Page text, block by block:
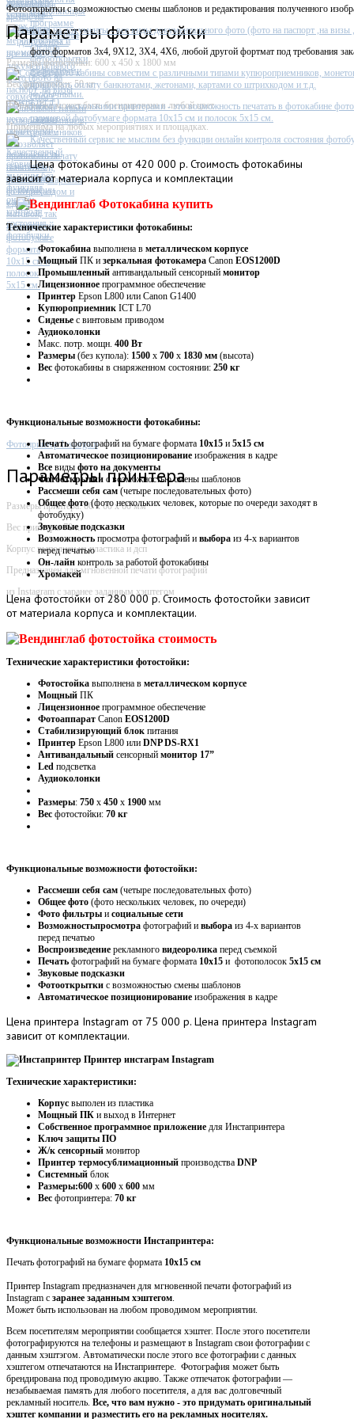
Параметры фотостойки
Размеры фотостойки: 600 х 450 х 1800 мм
Вес фотостойки: 50 кг
Фотостойка может быть брендирована в любой цвет
Применима на любых мероприятиях и площадках.
Фотопринтер Instargam
Параметры принтера
Размеры принтера: 60 х 60 х 60 мм
Вес принтера: 70 кг
Корпус выполнен из пластика и дсп
Предназначен для мгновенной печати фотографий
из Instagram с заранее заданным хэштегом
Фотооткрытки с возможностью смены шаблонов и редактирования полученного
Фото на документы - все виды документального фото (фото на паспорт ,на визы
фото форматов 3х4, 9X12, 3X4, 4X6, любой другой фортмат под требования
Софт фото кабины совместим с различными типами купюроприемников,
принимать оплату банкнотами, жетонами, картами со штрихкодом и т.д.
Работа с несколькими принтерами - это возможность печатать в фотокабине
глянцевой фотобумаге формата 10х15 см и полосок 5х15 см.
Качественный сервис не мыслим без функции онлайн контроля состояния
Ценафотокабины от 420 000 р. Стоимость фотокабины
зависит от материала корпуса и комплектации
Технические характеристики фотокабины:
Фотокабина выполнена в металлическом корпусе
Мощный ПК и зеркальная фотокамера Canon EOS1200D
Промышленный антивандальный сенсорный монитор
Лицензионное программное обеспечение
Принтер Epson L800 или Canon G1400
Купюроприемник ICT L70
Сиденье с винтовым приводом
Аудиоколонки
Макс. потр. мощн. 400 Вт
Размеры (без купола): 1500 х 700 х 1830 мм (высота)
Вес фотокабины в снаряженном состоянии: 250 кг
Функциональные возможности фотокабины:
Печатьфотографий на бумаге формата 10х15 и 5х15 см
Автоматическое позиционирование изображения в кадре
Все виды фото на документы
Фотооткрытки с возможностью смены шаблонов
Рассмеши себя сам (четыре последовательных фото)
Общее фото(фото нескольких человек, которые по очереди заходят в
фотобудку)
Звуковыеподсказки
Возможность просмотра фотографий и выбора из 4-х вариантов
перед печатью
Он-лайн контроль за работой фотокабины
Хромакей
Ценафотостойки от 280 000 р. Стоимость фотостойки зависит
от материала корпуса и комплектации.
Технические характеристики фотостойки:
Фотостойка выполнена в металлическом корпусе
Мощный ПК
Лицензионное программное обеспечение
Фотоаппарат Canon EOS1200D
Стабилизирующий блок питания
Принтер Epson L800 или DNP DS-RX1
Антивандальный сенсорный монитор 17”
Led подсветка
Аудиоколонки
Размеры: 750 х 450 х 1900 мм
Вес фотостойки: 70 кг
Функциональные возможности фотостойки:
Рассмеши себя сам (четыре последовательных фото)
Общее фото (фото нескольких человек, по очереди)
Фото фильтры и социальные сети
Возможностьпросмотра фотографий и выбора из 4-х вариантов
перед печатью
Воспроизведение рекламного видеоролика перед съемкой
Печать фотографий на бумаге формата 10х15 и фотополосок 5х15 см
Звуковые подсказки
Фотооткрытки с возможностью смены шаблонов
Автоматическое позиционирование изображения в кадре
Цена принтера Instagram от 75 000 р. Цена принтера Instagram
зависит от комплектации.
Технические характеристики:
Корпус выполен из пластика
Мощный ПК и выход в Интернет
Собственное программное приложение для Инстапринтера
Ключ защиты ПО
Ж/к сенсорный монитор
Принтер термосублимационный производства DNP
Системный блок
Размеры:600 х 600 х 600 мм
Вес фотопринтера: 70 кг
Функциональные возможности Инстапринтера:
Печать фотографий на бумаге формата 10х15 см
Принтер Instagram предназначен для мгновенной печати фотографий из
Instagram с заранее заданным хэштегом.
Может быть использован на любом проводимом мероприятии.
Всем посетителям мероприятии сообщается хэштег. После этого посетители
фотографируются на телефоны и размещают в Instagram свои фотографии с
данным хэштэгом. Автоматически после этого все фотографии с данных
хэштегом отпечатаются на Инстапринтере. Фотография может быть
брендирована под проводимую акцию. Также отпечаток фотографии —
незабываемая память для любого посетителя, а для вас долговечный
рекламный носитель. Все, что вам нужно - это придумать оригинальный
хэштег компании и разместить его на рекламных носителях.